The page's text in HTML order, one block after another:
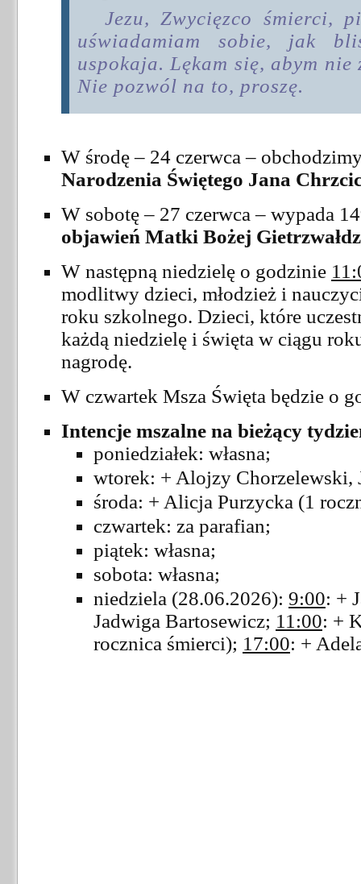
Jezu, Zwycięzco śmierci,
uświadamiam sobie, jak
uspokaja. Lękam się, abym nie
Nie pozwól na to, proszę.
W środę – 24 czerwca –
Narodzenia Świętego Jana
W sobotę – 27 czerwca – wypada
objawień Matki Bożej
W następną niedzielę o godzinie
modlitwy dzieci, młodzież i
roku szkolnego. Dzieci, które
każdą niedzielę i święta w ciągu
nagrodę.
W czwartek Msza Święta będzie o
Intencje mszalne na bieżący
poniedziałek: własna;
wtorek: + Alojzy Chorzelewski,
środa: + Alicja Purzycka (1
czwartek: za parafian;
piątek: własna;
sobota: własna;
niedziela (28.06.2026): 9:00: +
Jadwiga Bartosewicz; 11:00: +
rocznica śmierci); 17:00: +